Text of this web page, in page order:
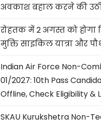
अवकाश बहाल करने की
रोहतक में 2 अगस्त को होगा
मुक्ति साइकिल यात्रा और
Indian Air Force Non-
01/2027: 10th Pass
Offline, Check Eligibility &
SKAU Kurukshetra Non-